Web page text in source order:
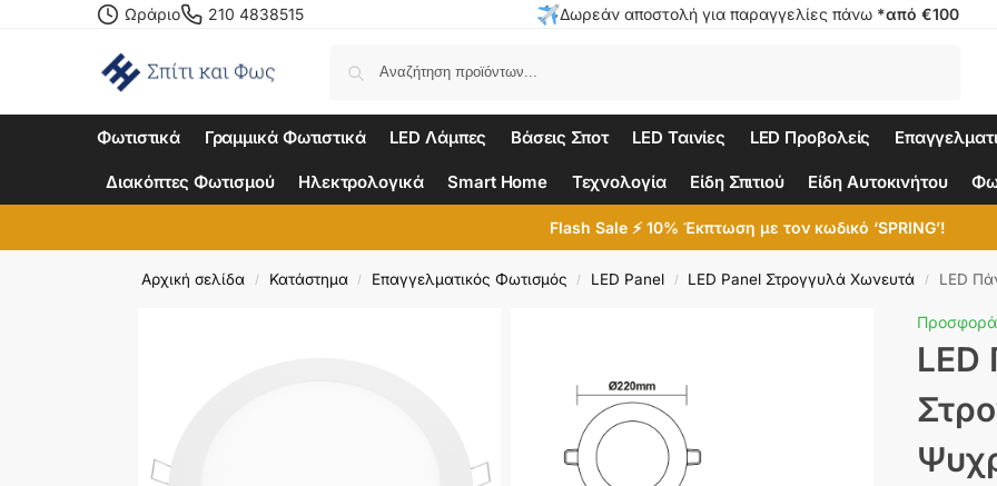
Ωράριο 210 4838515 Δωρεάν αποστολή για παραγγελίες πάνω *από €100
Φωτιστικά Γραμμικά Φωτιστικά LED Λάμπες Βάσεις Σποτ LED Ταινίες LED Προβολείς
Διακόπτες Φωτισμού Ηλεκτρολογικά Smart Home Τεχνολογία Είδη Σπιτιού Είδη Αυτοκινήτου
Flash Sale ⚡ 10% Έκπτωση με τον κωδικό ‘SPRING’!
Αρχική σελίδα / Κατάστημα / Επαγγελματικός Φωτισμός / LED Panel / LED Panel Στρογγυλά Χωνευτά / LED